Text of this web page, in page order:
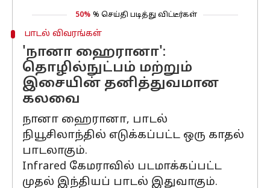
50% % செய்தி படித்து விட்டீர்கள்
பாடல் விவரங்கள்
'நானா ஹைரானா':
தொழில்நுட்பம் மற்றும்
இசையின் தனித்துவமான
கலவை
நானா ஹைரானா, பாடல்
நியூசிலாந்தில் எடுக்கப்பட்ட ஒரு காதல்
பாடலாகும்.
Infrared கேமராவில் படமாக்கப்பட்ட
முதல் இந்தியப் பாடல் இதுவாகும்.